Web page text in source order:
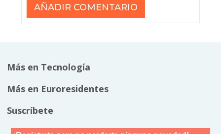
Más en Tecnología
Más en Euroresidentes
Suscríbete